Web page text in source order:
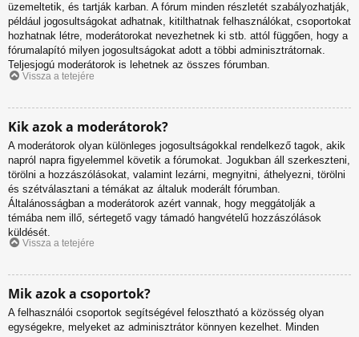
üzemeltetik, és tartják karban. A fórum minden részletét szabályozhatják,
például jogosultságokat adhatnak, kitilthatnak felhasználókat, csoportokat
hozhatnak létre, moderátorokat nevezhetnek ki stb. attól függően, hogy a
fórumalapító milyen jogosultságokat adott a többi adminisztrátornak.
Teljesjogú moderátorok is lehetnek az összes fórumban.
Vissza a tetejére
Kik azok a moderátorok?
A moderátorok olyan különleges jogosultságokkal rendelkező tagok, akik
napról napra figyelemmel követik a fórumokat. Jogukban áll szerkeszteni,
törölni a hozzászólásokat, valamint lezárni, megnyitni, áthelyezni, törölni
és szétválasztani a témákat az általuk moderált fórumban.
Általánosságban a moderátorok azért vannak, hogy meggátolják a
témába nem illő, sértegető vagy támadó hangvételű hozzászólások
küldését.
Vissza a tetejére
Mik azok a csoportok?
A felhasználói csoportok segítségével felosztható a közösség olyan
egységekre, melyeket az adminisztrátor könnyen kezelhet. Minden